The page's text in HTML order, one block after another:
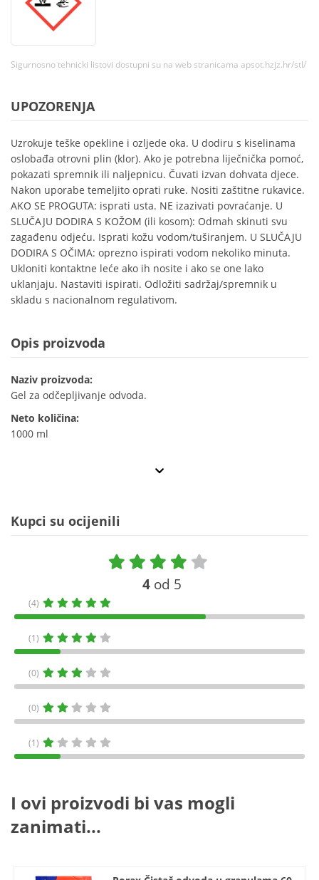
Sigurnosno tehnicki listovi dostupni su na web stranicama apsot.hzjz.hr/stl/
UPOZORENJA
Uzrokuje teške opekline i ozljede oka. U dodiru s kiselinama
oslobađa otrovni plin (klor). Ako je potrebna liječnička pomoć,
pokazati spremnik ili naljepnicu. Čuvati izvan dohvata djece.
Nakon uporabe temeljito oprati ruke. Nositi zaštitne rukavice.
AKO SE PROGUTA: isprati usta. NE izazivati povraćanje. U
SLUČAJU DODIRA S KOŽOM (ili kosom): Odmah skinuti svu
zagađenu odjeću. Isprati kožu vodom/tuširanjem. U SLUČAJU
DODIRA S OČIMA: oprezno ispirati vodom nekoliko minuta.
Ukloniti kontaktne leće ako ih nosite i ako se one lako
uklanjaju. Nastaviti ispirati. Odložiti sadržaj/spremnik u
skladu s nacionalnom regulativom.
Opis proizvoda
Naziv proizvoda:
Gel za odčepljivanje odvoda.
Neto količina:
1000 ml
Kupci su ocijenili
4 od 5
(4)
(1)
(0)
(0)
(1)
I ovi proizvodi bi vas mogli
zanimati...